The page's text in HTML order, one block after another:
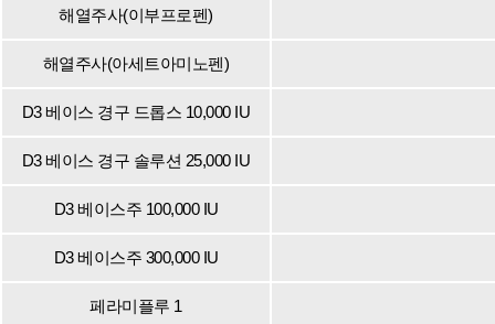
해열주사(이부프로펜)
해열주사(아세트아미노펜)
D3 베이스 경구 드롭스 10,000 IU
D3 베이스 경구 솔루션 25,000 IU
D3 베이스주 100,000 IU
D3 베이스주 300,000 IU
페라미플루 1